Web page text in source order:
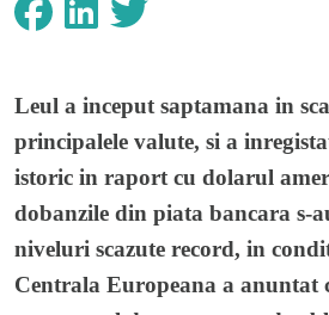
Leul a inceput saptamana in
principalele valute, si a
istoric in raport cu dolarul
dobanzile din piata bancara s-
niveluri scazute record, in
Centrala Europeana a anuntat